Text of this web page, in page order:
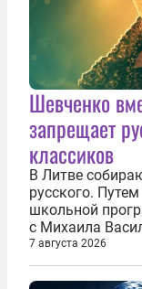
Шевченко
запрещает
классиков
В Литве
русского.
школьной
с Михаила
правительства
предложил
общего
7 августа 2026